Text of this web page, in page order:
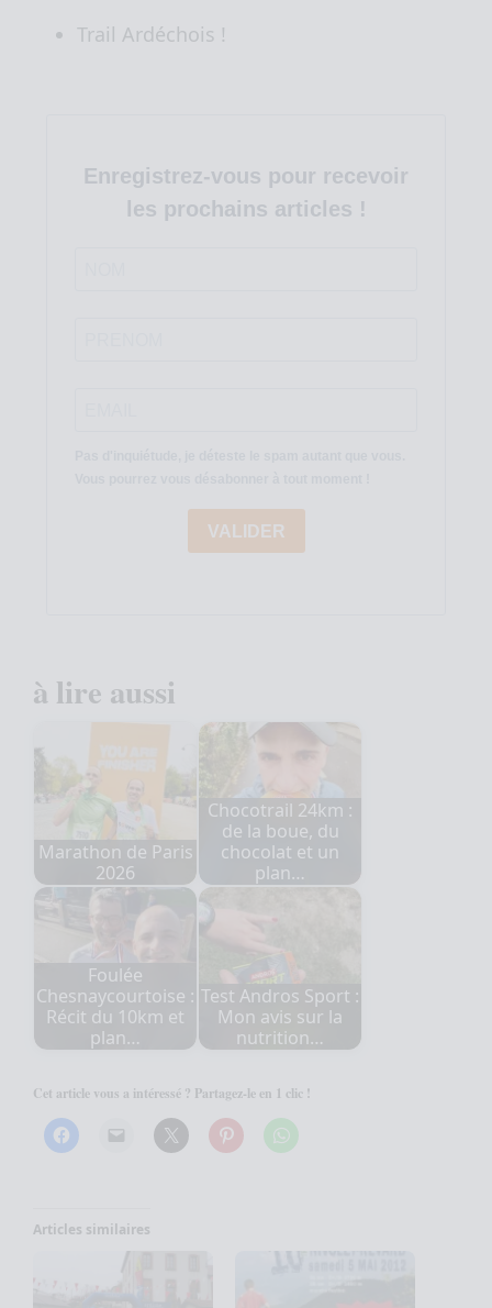
Trail Ardéchois !
Enregistrez-vous pour recevoir
les prochains articles !
VALIDER
à lire aussi
Marathon de Paris
2026
Chocotrail 24km :
de la boue, du
chocolat et un
plan…
Foulée
Chesnaycourtoise :
Récit du 10km et
plan…
Test Andros Sport :
Mon avis sur la
nutrition…
Cet article vous a intéressé ? Partagez-le en 1 clic !
Articles similaires